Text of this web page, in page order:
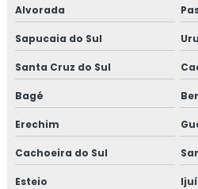
Alvorada
Sapucaia do Sul
Santa Cruz do Sul
Bagé
Erechim
Cachoeira do Sul
Esteio Ijuí